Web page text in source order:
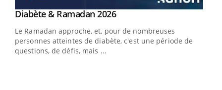
Youtube
Diabète & Ramadan 2026Youtube
Le Ramadan approche, et, pour de nombreuses
personnes atteintes de diabète, c'est une période de
questions, de défis, mais ...